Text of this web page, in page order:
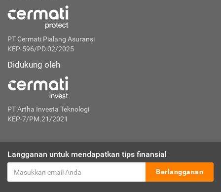
PT Cermati Pialang Asuransi
KEP-596/PD.02/2025
Didukung oleh
PT Artha Investa Teknologi
KEP-7/PM.21/2021
Langganan untuk mendapatkan tips finansial
Berlangganan